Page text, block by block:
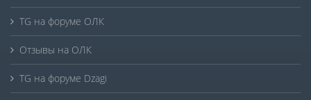
TG на форуме ОЛК
Отзывы на ОЛК
TG на форуме Dzagi